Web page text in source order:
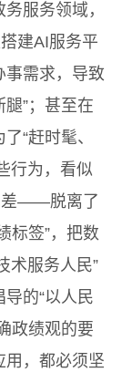
服务领域，
建AI服务平
事需求，导致
腿”；甚至在
“赶时髦、
行为，看似
差——脱离了
标签”，把数
术服务人民”
的“以人民
政绩观的要
用，都必须坚